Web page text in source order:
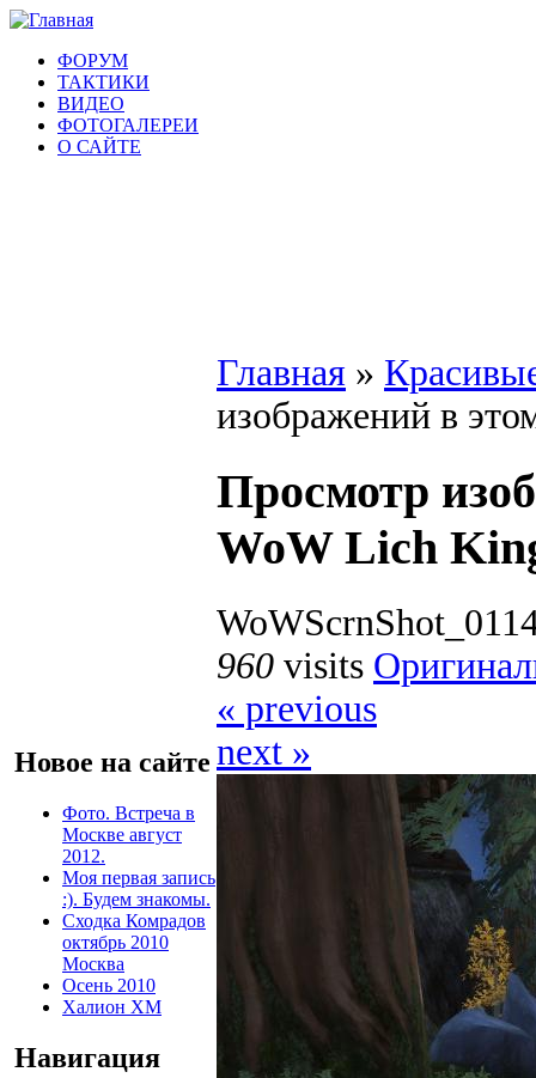
ФОРУМ
ТАКТИКИ
ВИДЕО
ФОТОГАЛЕРЕИ
О САЙТЕ
Новое на сайте
Фото. Встреча в
Москве август
2012.
Моя первая запись
:). Будем знакомы.
Сходка Комрадов
октябрь 2010
Москва
Осень 2010
Халион ХМ
Навигация
Главная »
изображений в
Просмотр
WoW Lich
960 visits
« previous
next »